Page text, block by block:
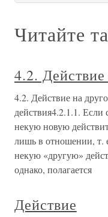
Читайте
4.2. Действие
4.2. Действие на
действия4.2.1.1. Если
некую новую
лишь в отношении, т.
некую «другую»
однако, полагается
Действие